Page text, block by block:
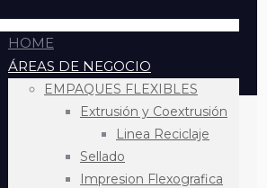
HOME
ÁREAS DE NEGOCIO
EMPAQUES FLEXIBLES
Extrusión y Coextrusión
Linea Reciclaje
Sellado
Impresion Flexografica